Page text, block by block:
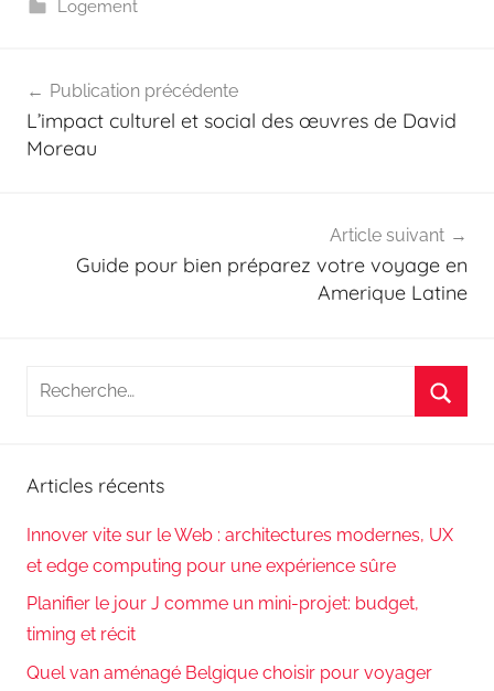
Logement
de
l’article
Publication précédente
L’impact culturel et social des œuvres de David
Moreau
Article suivant
Guide pour bien préparez votre voyage en
Amerique Latine
Recherche
Articles récents
Innover vite sur le Web : architectures modernes, UX
et edge computing pour une expérience sûre
Planifier le jour J comme un mini-projet: budget,
timing et récit
Quel van aménagé Belgique choisir pour voyager